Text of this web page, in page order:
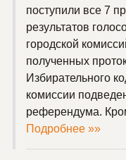
поступили все 7
результатов
городской
полученных
Избирательного
комиссии
референдума.
Подробнее »»